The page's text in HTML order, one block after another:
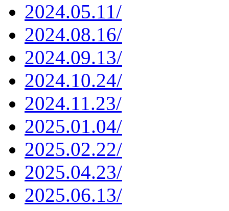
2024.05.11/
2024.08.16/
2024.09.13/
2024.10.24/
2024.11.23/
2025.01.04/
2025.02.22/
2025.04.23/
2025.06.13/